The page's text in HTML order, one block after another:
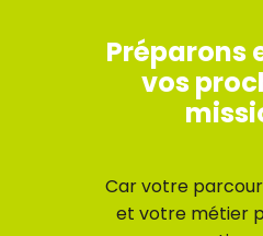
Préparons
vos
Car votre
et votre métier